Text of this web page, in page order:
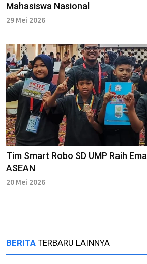
Mahasiswa Nasional
29 Mei 2026
Tim Smart Robo SD UMP Raih
ASEAN
20 Mei 2026
BERITA TERBARU LAINNYA